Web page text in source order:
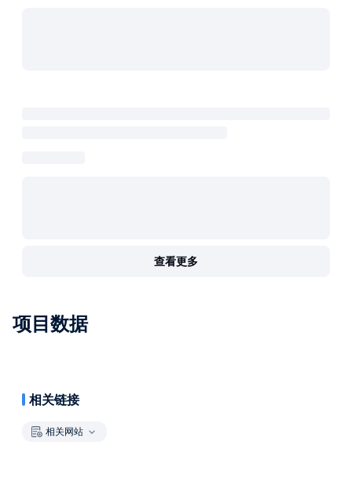
查看更多
项目数据
相关链接
相关网站